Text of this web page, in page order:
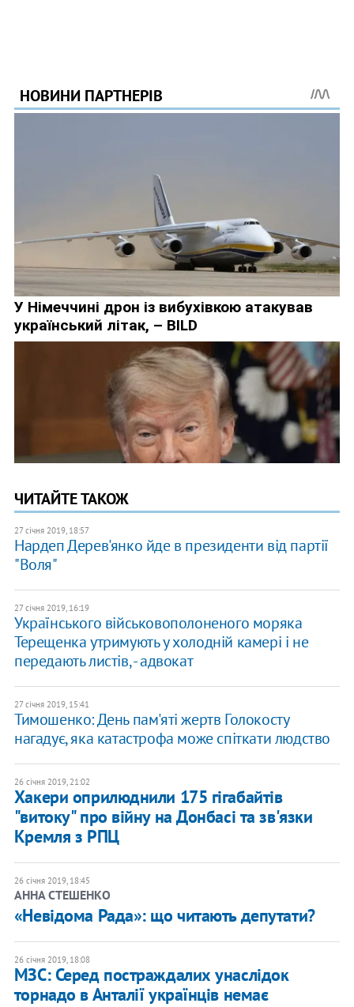
ЧИТАЙТЕ ТАКОЖ
27 січня 2019, 18:57
Нардеп Дерев'янко йде в президенти від партії
"Воля"
27 січня 2019, 16:19
Українського військовополоненого моряка
Терещенка утримують у холодній камері і не
передають листів, - адвокат
27 січня 2019, 15:41
Тимошенко: День пам'яті жертв Голокосту
нагадує, яка катастрофа може спіткати людство
26 січня 2019, 21:02
Хакери оприлюднили 175 гігабайтів
"витоку" про війну на Донбасі та зв'язки
Кремля з РПЦ
26 січня 2019, 18:45
АННА СТЕШЕНКО
«Невідома Рада»: що читають депутати?
26 січня 2019, 18:08
МЗС: Серед постраждалих унаслідок
торнадо в Анталії українців немає